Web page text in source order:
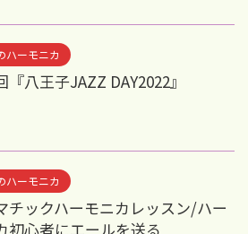
ハーモニカ
『八王子JAZZ DAY2022』
ハーモニカ
チックハーモニカレッスン/ハー
初心者にエールを送る